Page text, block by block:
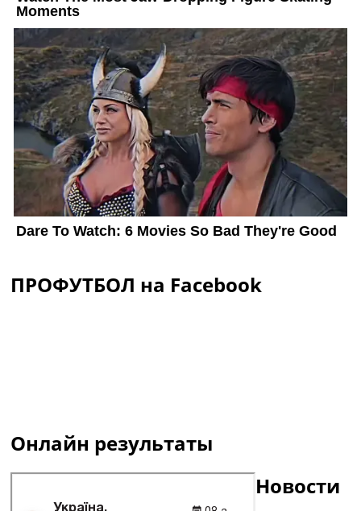
ПРОФУТБОЛ на Facebook
Онлайн результаты
Новости